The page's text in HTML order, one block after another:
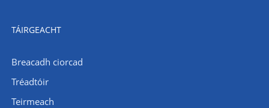
TÁIRGEACHT
Breacadh ciorcad
Tréadtóir
Teirmeach